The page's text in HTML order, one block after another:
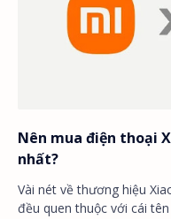
Nên mua điện thoại
nhất?
Vài nét về thương hiệu
đều quen thuộc với cái